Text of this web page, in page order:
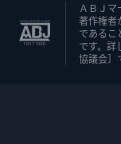
ＡＢＪマ
著作権者
であるこ
です。詳
協議会］